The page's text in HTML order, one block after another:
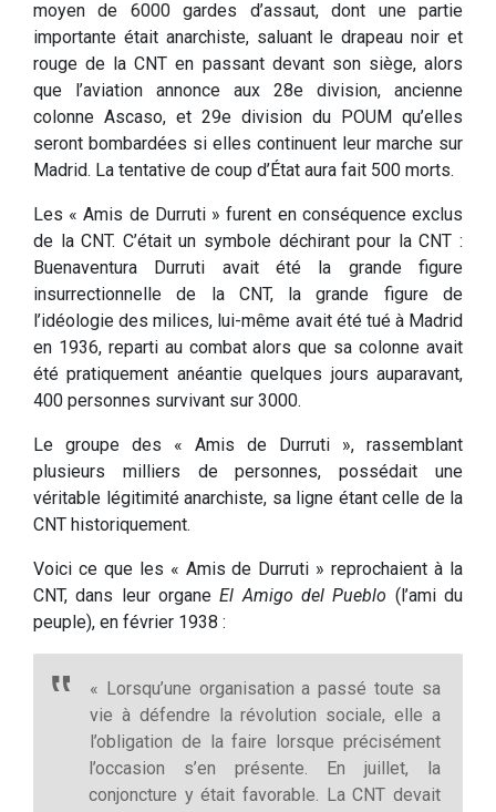
moyen de 6000 gardes d’assaut, dont une partie
importante était anarchiste, saluant le drapeau noir et
rouge de la CNT en passant devant son siège, alors
que l’aviation annonce aux 28e division, ancienne
colonne Ascaso, et 29e division du POUM qu’elles
seront bombardées si elles continuent leur marche sur
Madrid. La tentative de coup d’État aura fait 500 morts.
Les « Amis de Durruti » furent en conséquence exclus
de la CNT. C’était un symbole déchirant pour la CNT :
Buenaventura Durruti avait été la grande figure
insurrectionnelle de la CNT, la grande figure de
l’idéologie des milices, lui-même avait été tué à Madrid
en 1936, reparti au combat alors que sa colonne avait
été pratiquement anéantie quelques jours auparavant,
400 personnes survivant sur 3000.
Le groupe des « Amis de Durruti », rassemblant
plusieurs milliers de personnes, possédait une
véritable légitimité anarchiste, sa ligne étant celle de la
CNT historiquement.
Voici ce que les « Amis de Durruti » reprochaient à la
CNT, dans leur organeEl Amigo del Pueblo (l’ami du
peuple), en février 1938 :
« Lorsqu’une organisation a passé toute sa
vie à défendre la révolution sociale, elle a
l’obligation de la faire lorsque précisément
l’occasion s’en présente. En juillet, la
conjoncture y était favorable. La CNT devait